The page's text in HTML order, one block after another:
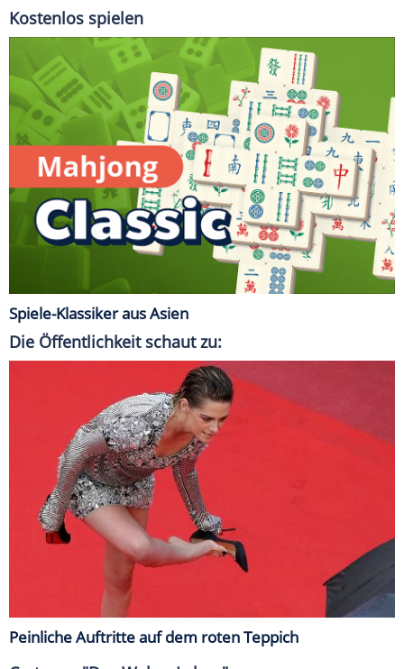
Kostenlos spielen
Spiele-Klassiker aus Asien
Die Öffentlichkeit schaut zu:
Peinliche Auftritte auf dem roten Teppich